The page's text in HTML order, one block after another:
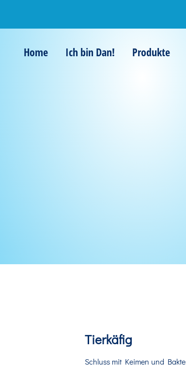
Home Ich bin Dan! Produkte
Tierkäfig
Schluss mit Keimen und